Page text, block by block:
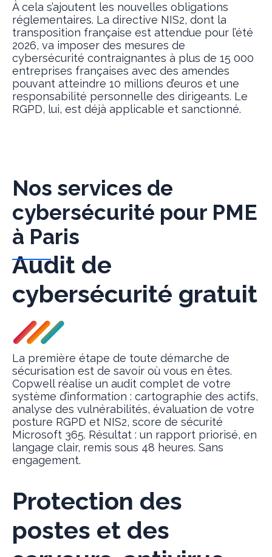
À cela s’ajoutent les nouvelles obligations
réglementaires. La directive NIS2, dont la
transposition française est attendue pour l’été
2026, va imposer des mesures de
cybersécurité contraignantes à plus de 15 000
entreprises françaises avec des amendes
pouvant atteindre 10 millions d’euros et une
responsabilité personnelle des dirigeants. Le
RGPD, lui, est déjà applicable et sanctionné.
Nos services de
cybersécurité pour PME
à Paris
Audit de
cybersécurité gratuit
La première étape de toute démarche de
sécurisation est de savoir où vous en êtes.
Copwell réalise un audit complet de votre
système d’information : cartographie des actifs,
analyse des vulnérabilités, évaluation de votre
posture RGPD et NIS2, score de sécurité
Microsoft 365. Résultat : un rapport priorisé, en
langage clair, remis sous 48 heures. Sans
engagement.
Protection des
postes et des